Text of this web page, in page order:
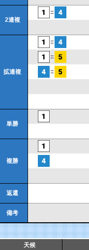
2連複
拡連複
単勝
複勝
返還
備考
天候